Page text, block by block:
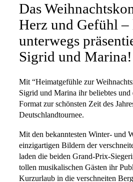
Das
Herz und Gefühl –
unterwegs
Sigrid und Marina!
Mit “Heimatgefühle zur
Sigrid und Marina ihr beliebtes und
Format zur schönsten Zeit des
Deutschlandtournee.
Mit den bekanntesten Winter- und
einzigartigen Bildern der
laden die beiden Grand-Prix-
tollen musikalischen Gästen ihr
Kurzurlaub in die verschneiten